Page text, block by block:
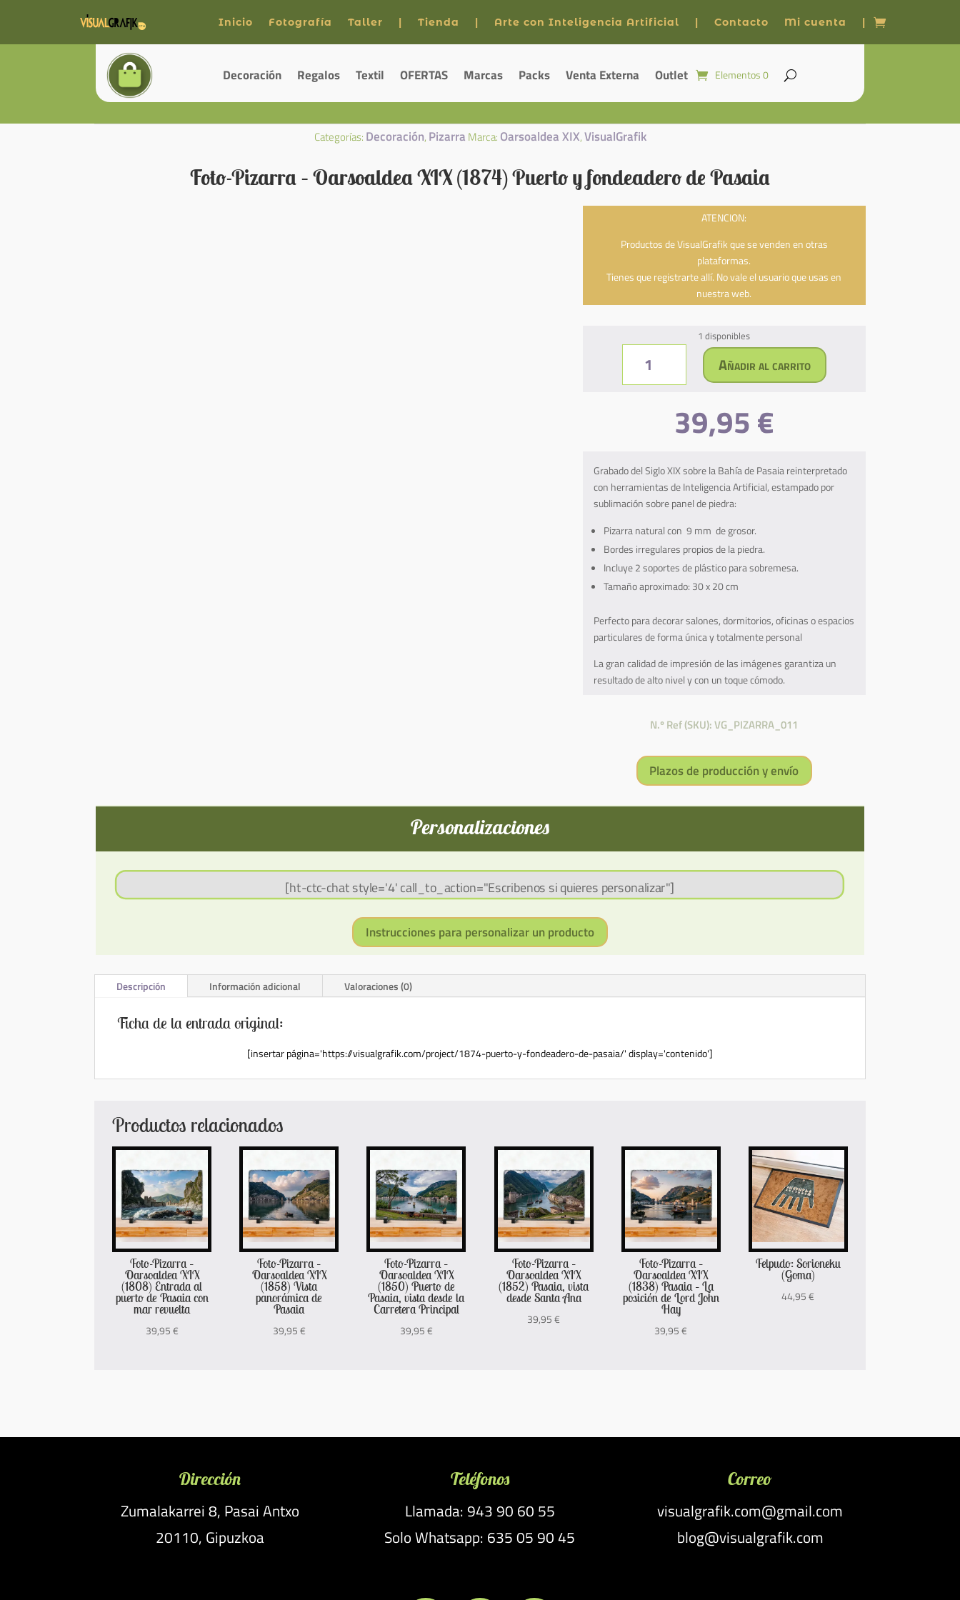
Inicio Fotografía Taller | Tienda | Arte con Inteligencia Artificial | Contacto Mi cuenta |
Decoración Regalos Textil OFERTAS Marcas Packs Venta Externa Outlet Elementos 0
Categorías: Decoración, Pizarra Marca: Oarsoaldea XIX,VisualGrafik
Foto-Pizarra – Oarsoaldea XIX (1874) Puerto y fondeadero de Pasaia
ATENCION:
Productos de VisualGrafik que se venden en otras
plataformas.
Tienes que registrarte allí. No vale el usuario que usas en
nuestra web.
1 disponibles
Pizarra
–
y
fondeadero
de
cantidad
Añadir al carrito
39,95€
Grabado del Siglo XIX sobre la Bahía de Pasaia reinterpretado
con herramientas de Inteligencia Artificial, estampado por
sublimaciónsobre panel de piedra:
Pizarra natural con 9 mm de grosor.
Bordes irregulares propios de la piedra.
Incluye 2 soportes de plástico para sobremesa.
Tamaño aproximado: 30 x 20 cm
Perfecto para decorar salones, dormitorios, oficinas o espacios
particulares de forma única y totalmente personal
La gran calidad de impresión de las imágenes garantiza un
resultado de alto nivel y con un toque cómodo.
N.º Ref (SKU): VG_PIZARRA_011
Plazos de producción y envío
Personalizaciones
[ht-ctc-chat style='4' call_to_action="Escribenos si quieres personalizar"]
Instrucciones para personalizar un producto
Descripción Información adicional Valoraciones (0)
Ficha de la entrada original:
[insertar página='https://visualgrafik.com/project/1874-puerto-y-fondeadero-de-pasaia/' display='contenido']
Productos relacionados
Foto-Pizarra –
Oarsoaldea XIX
(1808) Entrada al
puerto de Pasaia con
mar revuelta
39,95€
Foto-Pizarra –
Oarsoaldea XIX
(1858) Vista
panorámica de
Pasaia
39,95€
Foto-Pizarra –
Oarsoaldea XIX
(1850) Puerto de
Pasaia, vista desde la
Carretera Principal
39,95€
Foto-Pizarra –
Oarsoaldea XIX
(1852) Pasaia, vista
desde Santa Ana
39,95€
Foto-Pizarra –
Oarsoaldea XIX
(1838) Pasaia – La
posición de Lord John
Hay
39,95€
Felpudo: Sorioneku
(Goma)
44,95€
Dirección
Zumalakarrei 8, Pasai Antxo
20110, Gipuzkoa
Teléfonos
Llamada: 943 90 60 55
Solo Whatsapp: 635 05 90 45
Correo
visualgrafik.com@gmail.com
blog@visualgrafik.com